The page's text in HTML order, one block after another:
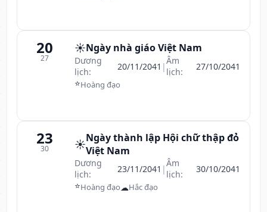
20
27
☀️Ngày nhà giáo Việt Nam
Dương
lịch:
20/11/2041 |Âm
lịch:
27/10/2041
⭐Hoàng đạo
23
30 ☀️Ngày thành lập Hội chữ thập đỏ
Việt Nam
Dương
lịch:
23/11/2041 |Âm
lịch:
30/10/2041
⭐Hoàng đạo☁Hắc đạo